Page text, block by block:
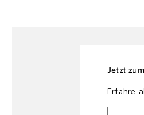
Jetzt
Erfahre